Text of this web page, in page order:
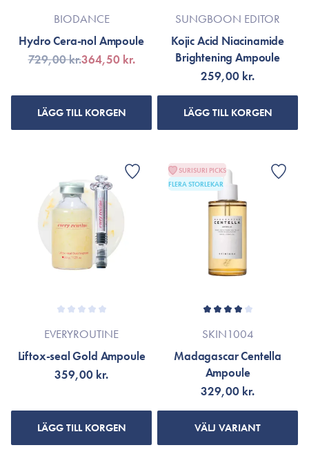
BIODANCE
Hydro Cera-nol Ampoule
729,00 kr.364,50 kr.
LÄGG TILL KORGEN
SUNGBOON EDITOR
Kojic Acid Niacinamide
Brightening Ampoule
259,00 kr.
LÄGG TILL KORGEN
EVERYROUTINE
Liftox-seal Gold Ampoule
359,00 kr.
LÄGG TILL KORGEN
SURISURI PICKS
FLERA STORLEKAR
SKIN1004
Madagascar Centella
Ampoule
329,00 kr.
VÄLJ VARIANT